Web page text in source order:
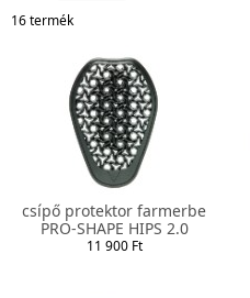
16 termék
csípő protektor farmerbe
PRO-SHAPE HIPS 2.0
11 900 Ft